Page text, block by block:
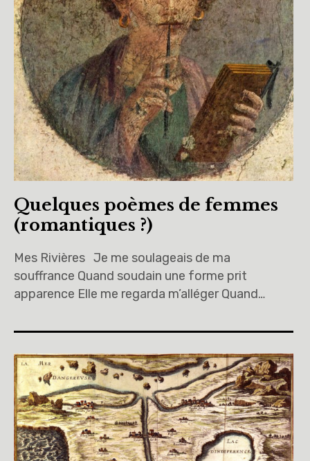
Quelques poèmes de femmes
(romantiques ?)
Mes Rivières Je me soulageais de ma
souffrance Quand soudain une forme prit
apparence Elle me regarda m’alléger Quand…